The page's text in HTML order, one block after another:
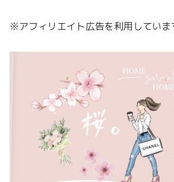
※アフィリエイト広告を利用していま